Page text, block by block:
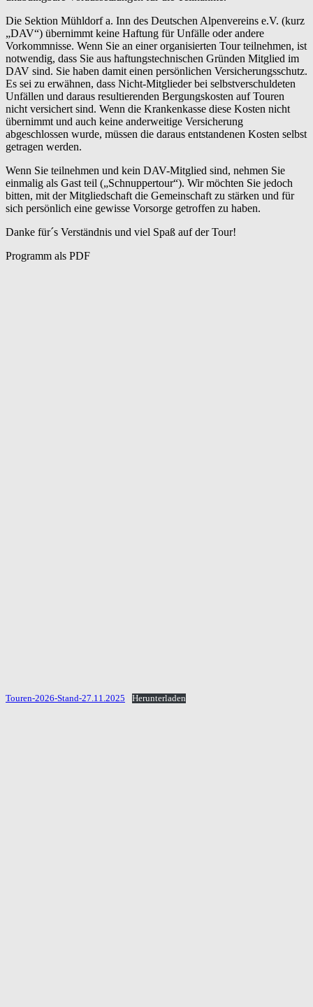
Die Sektion Mühldorf a. Inn des Deutschen Alpenvereins e.V. (kurz
„DAV“) übernimmt keine Haftung für Unfälle oder andere
Vorkommnisse. Wenn Sie an einer organisierten Tour teilnehmen, ist
notwendig, dass Sie aus haftungstechnischen Gründen Mitglied im
DAV sind. Sie haben damit einen persönlichen Versicherungsschutz.
Es sei zu erwähnen, dass Nicht-Mitglieder bei selbstverschuldeten
Unfällen und daraus resultierenden Bergungskosten auf Touren
nicht versichert sind. Wenn die Krankenkasse diese Kosten nicht
übernimmt und auch keine anderweitige Versicherung
abgeschlossen wurde, müssen die daraus entstandenen Kosten selbst
getragen werden.
Wenn Sie teilnehmen und kein DAV-Mitglied sind, nehmen Sie
einmalig als Gast teil („Schnuppertour“). Wir möchten Sie jedoch
bitten, mit der Mitgliedschaft die Gemeinschaft zu stärken und für
sich persönlich eine gewisse Vorsorge getroffen zu haben.
Danke für´s Verständnis und viel Spaß auf der Tour!
Programm als PDF
Touren-2026-Stand-27.11.2025 Herunterladen